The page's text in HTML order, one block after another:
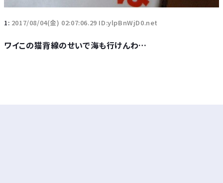
1: 2017/08/04(金) 02:07:06.29 ID:ylpBnWjD0.net
ワイこの猫背線のせいで海も行けんわ…